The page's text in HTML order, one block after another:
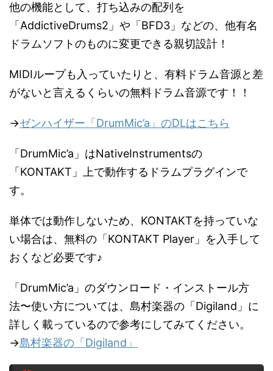
他の機能として、打ち込みの配列を
「AddictiveDrums2」や「BFD3」などの、他有名
ドラムソフトのものに変更できる親切設計！
MIDIループも入っていたりと、有料ドラム音源と差
がないと言えるくらいの無料ドラム音源です！！
→ゼンハイザー「DrumMic’a」のDLはこちら
「DrumMic’a」はNativeInstrumentsの
「KONTAKT」上で動作するドラムプラグインで
す。
単体では動作しないため、KONTAKTを持っていな
い場合は、無料の「KONTAKT Player」を入手して
おくなど必要です♪
「DrumMic’a」のダウンロード・インストール方
法〜使い方については、島村楽器の「Digiland」に
詳しく載っているので参考にしてみてください。
→島村楽器の「Digiland」